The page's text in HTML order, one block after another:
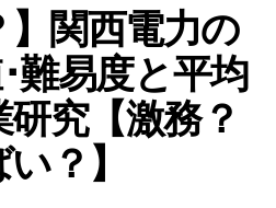
ム
の
就
職
差
ー
】関西電力の
難易度と平均
究【激務？
？】